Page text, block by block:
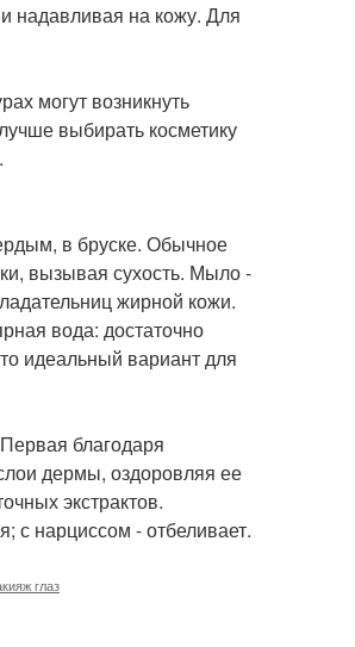
надавливая на кожу. Для
могут возникнуть
выбирать косметику
в бруске. Обычное
вызывая сухость. Мыло -
жирной кожи.
вода: достаточно
идеальный вариант для
благодаря
дермы, оздоровляя ее
экстрактов.
с нарциссом - отбеливает.
глаз